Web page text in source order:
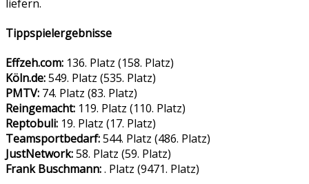
liefern.
Tippspielergebnisse
Effzeh.com: 136. Platz (158. Platz)
Köln.de:549. Platz (535. Platz)
PMTV: 74. Platz (83. Platz)
Reingemacht: 119. Platz (110. Platz)
Reptobuli: 19. Platz (17. Platz)
Teamsportbedarf:544. Platz (486. Platz)
JustNetwork:58. Platz (59. Platz)
Frank Buschmann:. Platz (9471. Platz)